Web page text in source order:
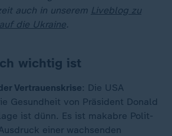
auch in unserem Liveblog zu
die Ukraine.
wichtig ist
Vertrauenskrise: Die USA
Gesundheit von Präsident Donald
ist dünn. Es ist makabre Polit-
einer wachsenden